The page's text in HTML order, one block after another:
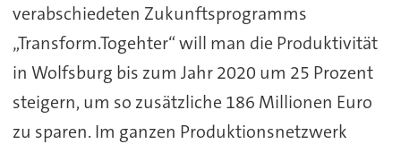
verabschiedeten Zukunftsprogramms
„Transform.Togehter“ will man die Produktivität
in Wolfsburg bis zum Jahr 2020 um 25 Prozent
steigern, um so zusätzliche 186 Millionen Euro
zu sparen. Im ganzen Produktionsnetzwerk